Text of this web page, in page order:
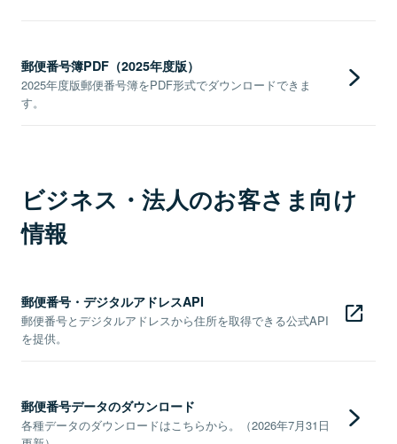
郵便番号簿PDF（2025年度版）
2025年度版郵便番号簿をPDF形式でダウンロードできま
す。
ビジネス・法人のお客さま向け
情報
郵便番号・デジタルアドレスAPI
郵便番号とデジタルアドレスから住所を取得できる公式API
を提供。
郵便番号データのダウンロード
各種データのダウンロードはこちらから。（2026年7月31日